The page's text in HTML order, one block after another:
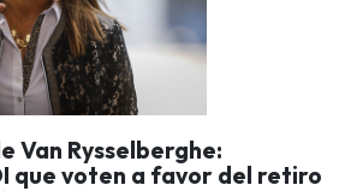
Van Rysselberghe:
que voten a favor del retiro